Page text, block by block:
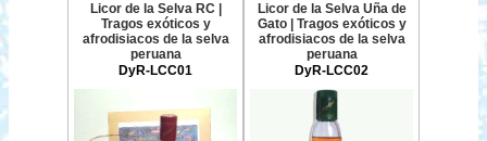
Licor de la Selva RC |
Tragos exóticos y
afrodisiacos de la selva
peruana
DyR-LCC01
Licor de la Selva Uña de
Gato | Tragos exóticos y
afrodisiacos de la selva
peruana
DyR-LCC02